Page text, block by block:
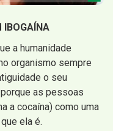
IBOGAÍNA
a humanidade
organismo sempre
o seu
as pessoas
a cocaína) como uma
ela é.